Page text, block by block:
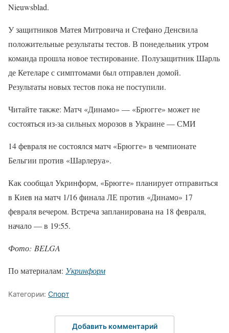
Nieuwsblad.
У защитников Матея Митровича и Стефано Денсвила
положительные результаты тестов. В понедельник утром
команда прошла новое тестирование. Полузащитник Шарль
де Кетеларе с симптомами был отправлен домой.
Результаты новых тестов пока не поступили.
Читайте также: Матч «Динамо» — «Брюгге» может не
состояться из-за сильных морозов в Украине — СМИ
14 февраля не состоялся матч «Брюгге» в чемпионате
Бельгии против «Шарлеруа».
Как сообщал Укринформ, «Брюгге» планирует отправиться
в Киев на матч 1/16 финала ЛЕ против «Динамо» 17
февраля вечером. Встреча запланирована на 18 февраля,
начало — в 19:55.
Фото: BELGA
По материалам: Укринформ
Категории: Спорт
Добавить комментарий